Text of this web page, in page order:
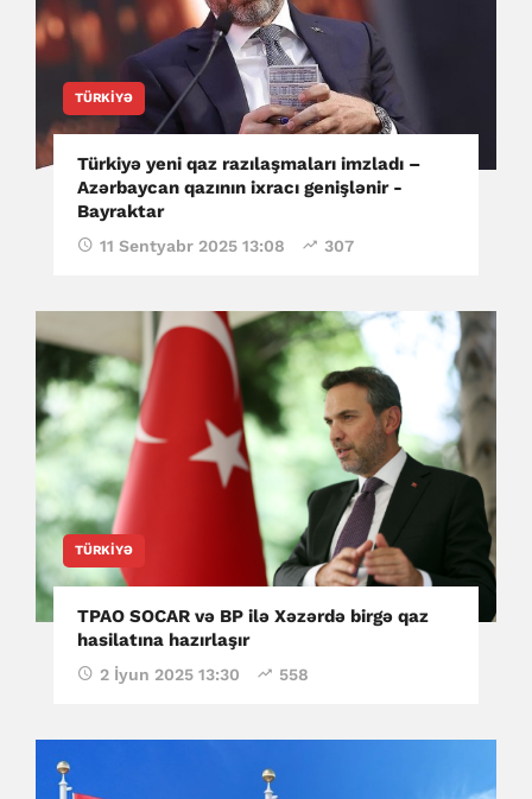
TÜRKIYƏ
Türkiyə yeni qaz razılaşmaları imzladı –
Azərbaycan qazının ixracı genişlənir -
Bayraktar
11 Sentyabr 2025 13:08 307
TÜRKIYƏ
TPAO SOCAR və BP ilə Xəzərdə birgə qaz
hasilatına hazırlaşır
2 İyun 2025 13:30 558